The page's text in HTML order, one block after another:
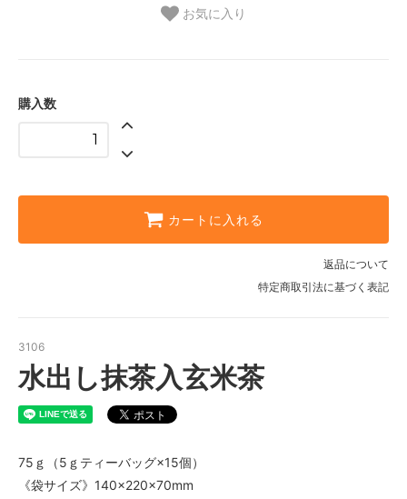
お気に入り
購入数
カートに入れる
返品について
特定商取引法に基づく表記
3106
水出し抹茶入玄米茶
75ｇ（5ｇティーバッグ×15個）
《袋サイズ》140×220×70mm